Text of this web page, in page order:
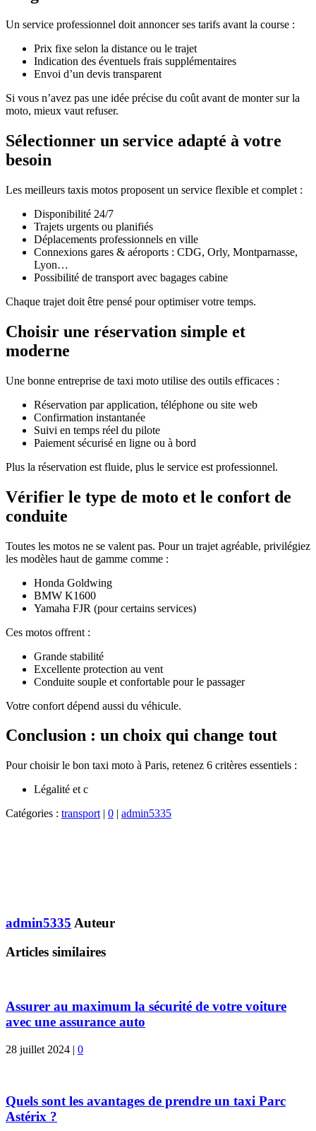
Un service professionnel doit annoncer ses tarifs avant la course :
Prix fixe selon la distance ou le trajet
Indication des éventuels frais supplémentaires
Envoi d’un devis transparent
Si vous n’avez pas une idée précise du coût avant de monter sur la
moto, mieux vaut refuser.
Sélectionner un service adapté à votre
besoin
Les meilleurs taxis motos proposent un service flexible et complet :
Disponibilité 24/7
Trajets urgents ou planifiés
Déplacements professionnels en ville
Connexions gares & aéroports : CDG, Orly, Montparnasse,
Lyon…
Possibilité de transport avec bagages cabine
Chaque trajet doit être pensé pour optimiser votre temps.
Choisir une réservation simple et
moderne
Une bonne entreprise de taxi moto utilise des outils efficaces :
Réservation par application, téléphone ou site web
Confirmation instantanée
Suivi en temps réel du pilote
Paiement sécurisé en ligne ou à bord
Plus la réservation est fluide, plus le service est professionnel.
Vérifier le type de moto et le confort de
conduite
Toutes les motos ne se valent pas. Pour un trajet agréable, privilégiez
les modèles haut de gamme comme :
Honda Goldwing
BMW K1600
Yamaha FJR (pour certains services)
Ces motos offrent :
Grande stabilité
Excellente protection au vent
Conduite souple et confortable pour le passager
Votre confort dépend aussi du véhicule.
Conclusion : un choix qui change tout
Pour choisir le bon taxi moto à Paris, retenez 6 critères essentiels :
Légalité et c
Catégories : transport | 0 | admin5335
admin5335 Auteur
Articles similaires
Assurer au maximum la sécurité de votre voiture
avec une assurance auto
28 juillet 2024 | 0
Quels sont les avantages de prendre un taxi Parc
Astérix ?